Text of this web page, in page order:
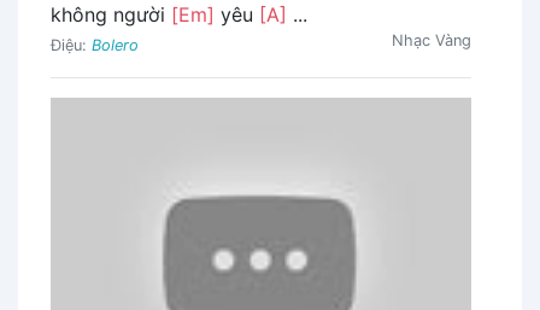
không người [Em] yêu [A] ...
Điệu: Bolero Nhạc Vàng